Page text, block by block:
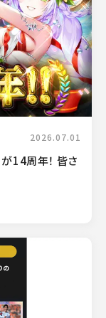
2026.07.01
14周年！ 皆さ